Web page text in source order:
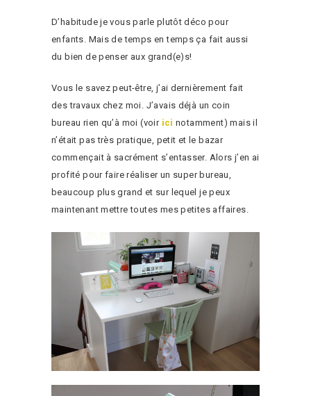
D’habitude je vous parle plutôt déco pour
enfants. Mais de temps en temps ça fait aussi
du bien de penser aux grand(e)s!
Vous le savez peut-être, j’ai dernièrement fait
des travaux chez moi. J’avais déjà un coin
bureau rien qu’à moi (voir ici notamment) mais il
n’était pas très pratique, petit et le bazar
commençait à sacrément s’entasser. Alors j’en ai
profité pour faire réaliser un super bureau,
beaucoup plus grand et sur lequel je peux
maintenant mettre toutes mes petites affaires.